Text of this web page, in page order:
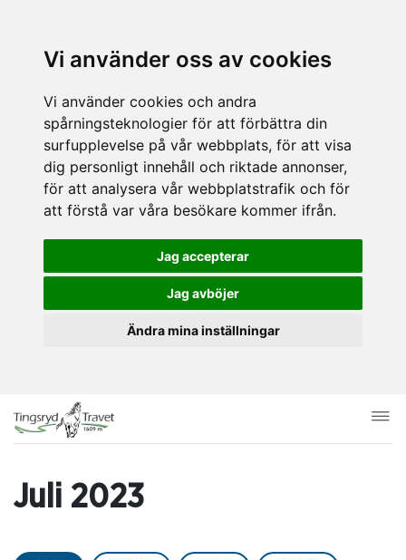
Vi använder oss av cookies
Vi använder cookies och andra
spårningsteknologier för att förbättra din
surfupplevelse på vår webbplats, för att visa
dig personligt innehåll och riktade annonser,
för att analysera vår webbplatstrafik och för
att förstå var våra besökare kommer ifrån.
Jag accepterar
Jag avböjer
Ändra mina inställningar
Juli 2023